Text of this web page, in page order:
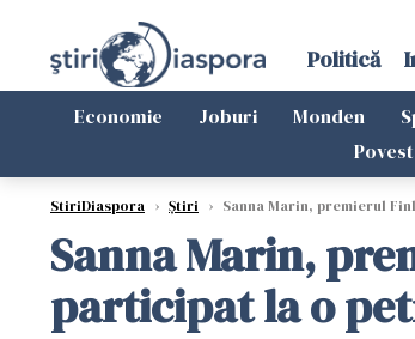
Politică
Economie Joburi Monden
StiriDiaspora › Știri › Sanna Marin, premierul
Sanna Marin,
participat la o